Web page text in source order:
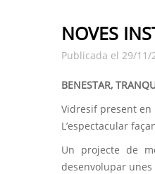
NOVES
Publicada el 29/11/
BENESTAR,
Vidresif present en
L’espectacular
Un projecte de
desenvolupar unes